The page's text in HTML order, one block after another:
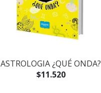
ASTROLOGIA ¿QUÉ ONDA?
$11.520